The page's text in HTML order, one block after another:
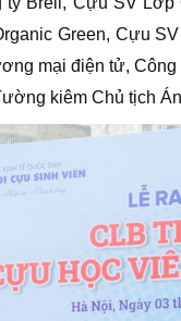
Green, Cựu
mại điện tử,
kiêm Chủ tịch